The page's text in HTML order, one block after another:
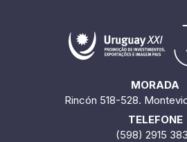
MORADA
Rincón 518-528.
TELEFONE
(598) 2915